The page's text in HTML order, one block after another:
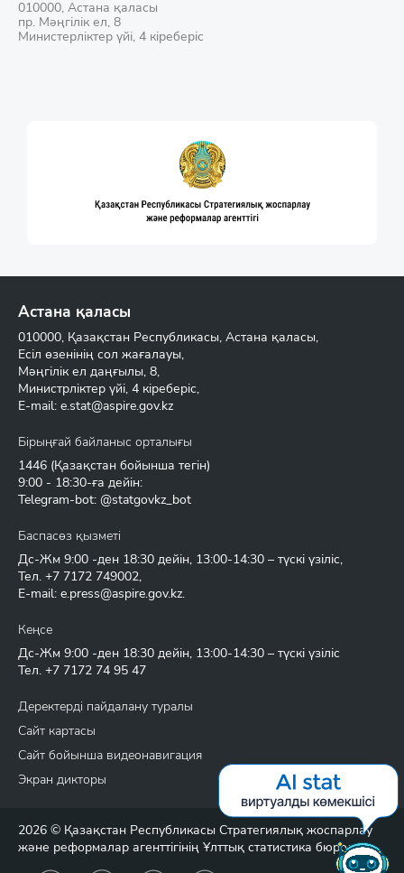
010000, Астана қаласы
пр. Мәңгілік ел, 8
Министерліктер үйі, 4 кіреберіс
Астана қаласы
010000, Қазақстан Республикасы, Астана қаласы,
Есіл өзенінің сол жағалауы,
Мәңгілік ел даңғылы, 8,
Министрліктер үйі, 4 кіреберіс,
E-mail: e.stat@aspire.gov.kz
Бірыңғай байланыс орталығы
1446 (Қазақстан бойынша тегін)
9:00 - 18:30-ға дейін:
Telegram-bot: @statgovkz_bot
Баспасөз қызметі
Дс-Жм 9:00 -ден 18:30 дейін, 13:00-14:30 – түскі үзіліс,
Тел. +7 7172 749002,
E-mail: e.press@aspire.gov.kz.
Кеңсе
Дс-Жм 9:00 -ден 18:30 дейін, 13:00-14:30 – түскі үзіліс
Тел. +7 7172 74 95 47
Деректерді пайдалану туралы
Сайт картасы
Сайт бойынша видеонавигация
Экран дикторы
2026 © Қазақстан Республикасы Стратегиялық жоспарлау
және реформалар агенттігінің Ұлттық статистика бюросы